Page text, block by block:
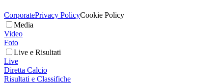
CorporatePrivacy PolicyCookie Policy
Media
Video
Foto
Live e Risultati
Live
Diretta Calcio
Risultati e Classifiche